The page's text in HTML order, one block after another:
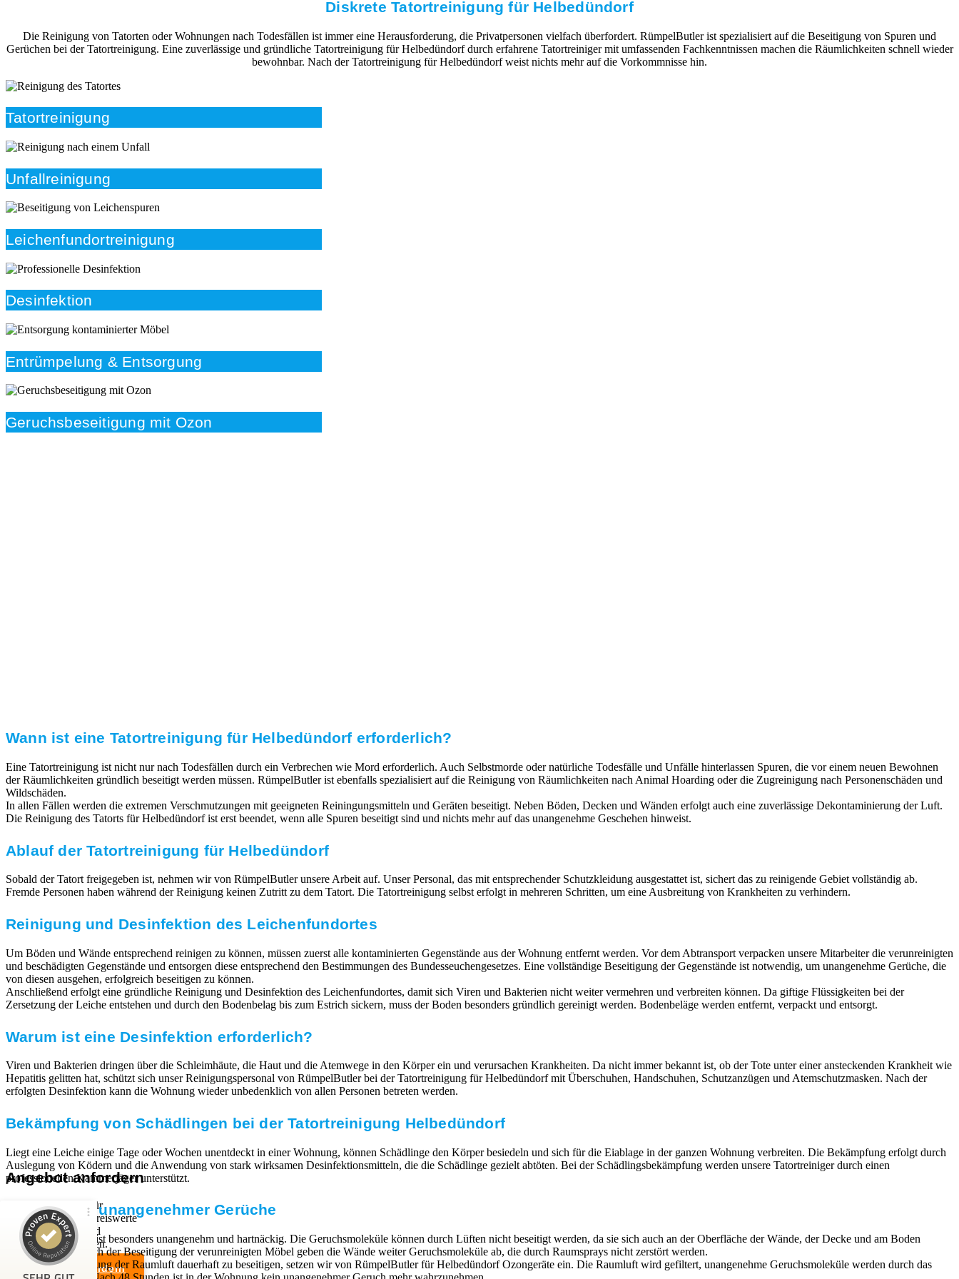
Diskrete Tatortreinigung für Helbedündorf
Die Reinigung von Tatorten oder Wohnungen nach Todesfällen ist immer eine Herausforderung, die Privatpersonen vielfach überfordert. RümpelButler ist spezialisiert auf die Beseitigung von Spuren und
Gerüchen bei der Tatortreinigung. Eine zuverlässige und gründliche Tatortreinigung für Helbedündorf durch erfahrene Tatortreiniger mit umfassenden Fachkenntnissen machen die Räumlichkeiten schnell wieder
bewohnbar. Nach der Tatortreinigung für Helbedündorf weist nichts mehr auf die Vorkommnisse hin.
Tatortreinigung
Unfallreinigung
Leichenfundortreinigung
Desinfektion
Entrümpelung & Entsorgung
Geruchsbeseitigung mit Ozon
Wann ist eine Tatortreinigung für Helbedündorf erforderlich?
Eine Tatortreinigung ist nicht nur nach Todesfällen durch ein Verbrechen wie Mord erforderlich. Auch Selbstmorde oder natürliche Todesfälle und Unfälle hinterlassen Spuren, die vor einem neuen Bewohnen
der Räumlichkeiten gründlich beseitigt werden müssen. RümpelButler ist ebenfalls spezialisiert auf die Reinigung von Räumlichkeiten nach Animal Hoarding oder die Zugreinigung nach Personenschäden und
Wildschäden.
In allen Fällen werden die extremen Verschmutzungen mit geeigneten Reiningungsmitteln und Geräten beseitigt. Neben Böden, Decken und Wänden erfolgt auch eine zuverlässige Dekontaminierung der Luft.
Die Reinigung des Tatorts für Helbedündorf ist erst beendet, wenn alle Spuren beseitigt sind und nichts mehr auf das unangenehme Geschehen hinweist.
Ablauf der Tatortreinigung für Helbedündorf
Sobald der Tatort freigegeben ist, nehmen wir von RümpelButler unsere Arbeit auf. Unser Personal, das mit entsprechender Schutzkleidung ausgestattet ist, sichert das zu reinigende Gebiet vollständig ab.
Fremde Personen haben während der Reinigung keinen Zutritt zu dem Tatort. Die Tatortreinigung selbst erfolgt in mehreren Schritten, um eine Ausbreitung von Krankheiten zu verhindern.
Reinigung und Desinfektion des Leichenfundortes
Um Böden und Wände entsprechend reinigen zu können, müssen zuerst alle kontaminierten Gegenstände aus der Wohnung entfernt werden. Vor dem Abtransport verpacken unsere Mitarbeiter die verunreinigten
und beschädigten Gegenstände und entsorgen diese entsprechend den Bestimmungen des Bundesseuchengesetzes. Eine vollständige Beseitigung der Gegenstände ist notwendig, um unangenehme Gerüche, die
von diesen ausgehen, erfolgreich beseitigen zu können.
Anschließend erfolgt eine gründliche Reinigung und Desinfektion des Leichenfundortes, damit sich Viren und Bakterien nicht weiter vermehren und verbreiten können. Da giftige Flüssigkeiten bei der
Zersetzung der Leiche entstehen und durch den Bodenbelag bis zum Estrich sickern, muss der Boden besonders gründlich gereinigt werden. Bodenbeläge werden entfernt, verpackt und entsorgt.
Warum ist eine Desinfektion erforderlich?
Viren und Bakterien dringen über die Schleimhäute, die Haut und die Atemwege in den Körper ein und verursachen Krankheiten. Da nicht immer bekannt ist, ob der Tote unter einer ansteckenden Krankheit wie
Hepatitis gelitten hat, schützt sich unser Reinigungspersonal von RümpelButler bei der Tatortreinigung für Helbedündorf mit Überschuhen, Handschuhen, Schutzanzügen und Atemschutzmasken. Nach der
erfolgten Desinfektion kann die Wohnung wieder unbedenklich von allen Personen betreten werden.
Bekämpfung von Schädlingen bei der Tatortreinigung Helbedündorf
Liegt eine Leiche einige Tage oder Wochen unentdeckt in einer Wohnung, können Schädlinge den Körper besiedeln und sich für die Eiablage in der ganzen Wohnung verbreiten. Die Bekämpfung erfolgt durch
Auslegung von Ködern und die Anwendung von stark wirksamen Desinfektionsmitteln, die die Schädlinge gezielt abtöten. Bei der Schädlingsbekämpfung werden unsere Tatortreiniger durch einen
professionellen Kammerjäger unterstützt.
Beseitigung unangenehmer Gerüche
Der Leichengeruch ist besonders unangenehm und hartnäckig. Die Geruchsmoleküle können durch Lüften nicht beseitigt werden, da sie sich auch an der Oberfläche der Wände, der Decke und am Boden
festsetzen. Auch nach der Beseitigung der verunreinigten Möbel geben die Wände weiter Geruchsmoleküle ab, die durch Raumsprays nicht zerstört werden.
Um die Verunreinigung der Raumluft dauerhaft zu beseitigen, setzen wir von RümpelButler für Helbedündorf Ozongeräte ein. Die Raumluft wird gefiltert, unangenehme Geruchsmoleküle werden durch das
Angebot anfordern
Wir sind Experten für
professionelle und preiswerte
Entrümpelungen und
Haushaltsauflösungen.
Angebot anfordern
Kundenbewertungen und Erfahrungen zu
RümpelButler